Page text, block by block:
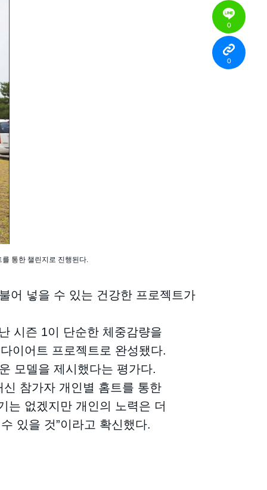
통한 챌린지로 진행된다.
어 넣을 수 있는 건강한 프로젝트가
시즌 1이 단순한 체중감량을
이어트 프로젝트로 완성됐다.
모델을 제시했다는 평가다.
신 참가자 개인별 홈트를 통한
는 없겠지만 개인의 노력은 더
있을 것”이라고 확신했다.